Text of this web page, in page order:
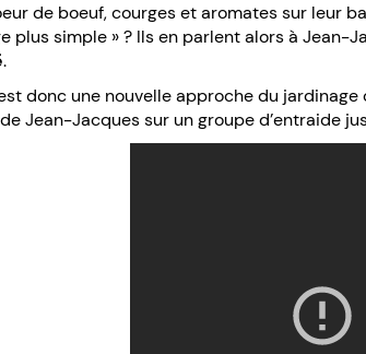
de boeuf, courges et aromates sur leur
plus simple » ? Ils en parlent alors à
.
donc une nouvelle approche du jardinage
Jean-Jacques sur un groupe d’entraide